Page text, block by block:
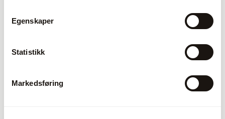
Egenskaper
Statistikk
Markedsføring